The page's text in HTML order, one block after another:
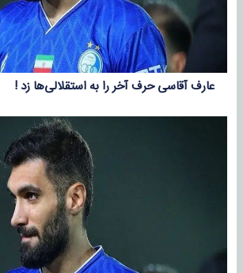
عارف آقاسی حرف آخر را به استقلالی‌ها زد !